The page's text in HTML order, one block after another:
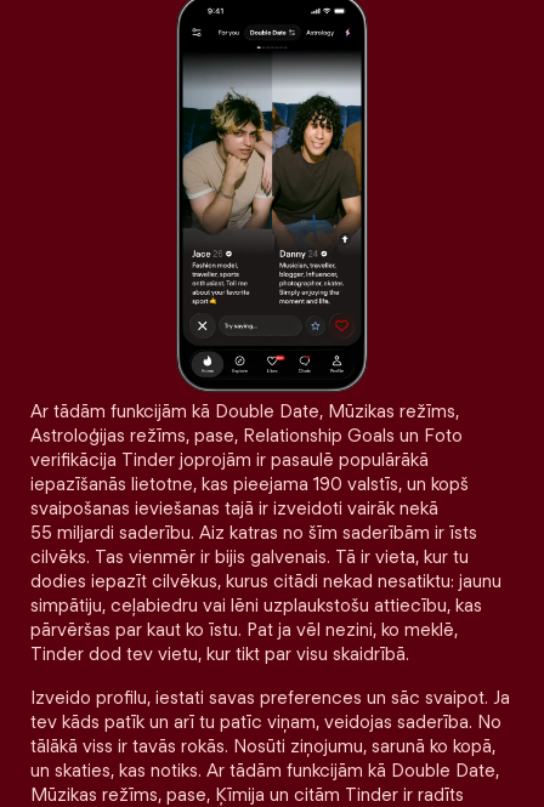
Ar tādām funkcijām kā Double Date, Mūzikas režīms,
Astroloģijas režīms, pase, Relationship Goals un Foto
verifikācija Tinder joprojām ir pasaulē populārākā
iepazīšanās lietotne, kas pieejama 190 valstīs, un kopš
svaipošanas ieviešanas tajā ir izveidoti vairāk nekā
55 miljardi saderību. Aiz katras no šīm saderībām ir īsts
cilvēks. Tas vienmēr ir bijis galvenais. Tā ir vieta, kur tu
dodies iepazīt cilvēkus, kurus citādi nekad nesatiktu: jaunu
simpātiju, ceļabiedru vai lēni uzplaukstošu attiecību, kas
pārvēršas par kaut ko īstu. Pat ja vēl nezini, ko meklē,
Tinder dod tev vietu, kur tikt par visu skaidrībā.
Izveido profilu, iestati savas preferences un sāc svaipot. Ja
tev kāds patīk un arī tu patīc viņam, veidojas saderība. No
tālākā viss ir tavās rokās. Nosūti ziņojumu, sarunā ko kopā,
un skaties, kas notiks. Ar tādām funkcijām kā Double Date,
Mūzikas režīms, pase, Ķīmija un citām Tinder ir radīts